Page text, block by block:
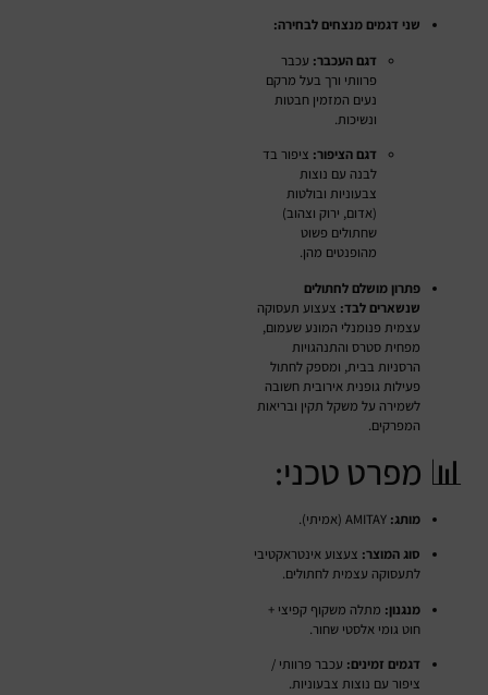
שני דגמים מנצחים לבחירה:
דגם העכבר: עכבר
פרוותי ורך בעל מרקם
נעים המזמין חבטות
ונשיכות.
דגם הציפור: ציפור בד
לבנה עם נוצות
צבעוניות ובולטות
(אדום, ירוק וצהוב)
שחתולים פשוט
מהופנטים מהן.
פתרון מושלם לחתולים
שנשארים לבד: צעצוע תעסוקה
עצמית פנומנלי המונע שעמום,
מפחית סטרס והתנהגויות
הרסניות בבית, ומספק לחתול
פעילות גופנית אירובית חשובה
לשמירה על משקל תקין ובריאות
המפרקים.
📊 מפרט טכני:
מותג: AMITAY (אמיתי).
סוג המוצר: צעצוע אינטראקטיבי
לתעסוקה עצמית לחתולים.
מנגנון: מתלה משקוף קפיצי +
חוט גומי אלסטי שחור.
דגמים זמינים: עכבר פרוותי /
ציפור עם נוצות צבעוניות.